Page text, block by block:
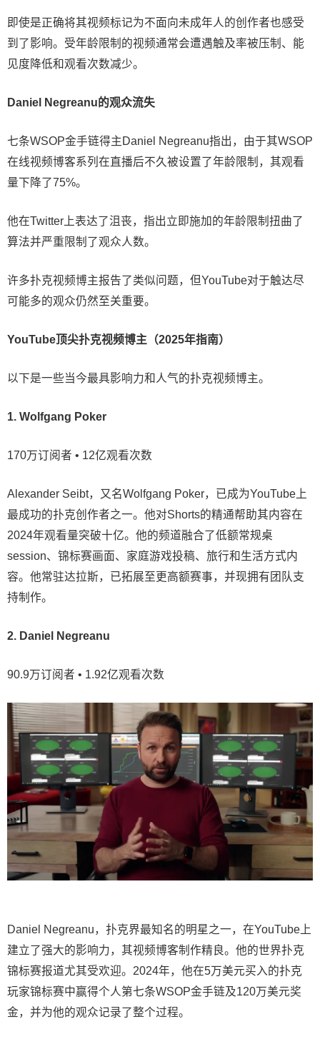
即使是正确将其视频标记为不面向未成年人的创作者也感受
到了影响。受年龄限制的视频通常会遭遇触及率被压制、能
见度降低和观看次数减少。
Daniel Negreanu的观众流失
七条WSOP金手链得主Daniel Negreanu指出，由于其WSOP
在线视频博客系列在直播后不久被设置了年龄限制，其观看
量下降了75%。
他在Twitter上表达了沮丧，指出立即施加的年龄限制扭曲了
算法并严重限制了观众人数。
许多扑克视频博主报告了类似问题，但YouTube对于触达尽
可能多的观众仍然至关重要。
YouTube顶尖扑克视频博主（2025年指南）
以下是一些当今最具影响力和人气的扑克视频博主。
1. Wolfgang Poker
170万订阅者 • 12亿观看次数
Alexander Seibt，又名Wolfgang Poker，已成为YouTube上
最成功的扑克创作者之一。他对Shorts的精通帮助其内容在
2024年观看量突破十亿。他的频道融合了低额常规桌
session、锦标赛画面、家庭游戏投稿、旅行和生活方式内
容。他常驻达拉斯，已拓展至更高额赛事，并现拥有团队支
持制作。
2. Daniel Negreanu
90.9万订阅者 • 1.92亿观看次数
Daniel Negreanu，扑克界最知名的明星之一，在YouTube上
建立了强大的影响力，其视频博客制作精良。他的世界扑克
锦标赛报道尤其受欢迎。2024年，他在5万美元买入的扑克
玩家锦标赛中赢得个人第七条WSOP金手链及120万美元奖
金，并为他的观众记录了整个过程。